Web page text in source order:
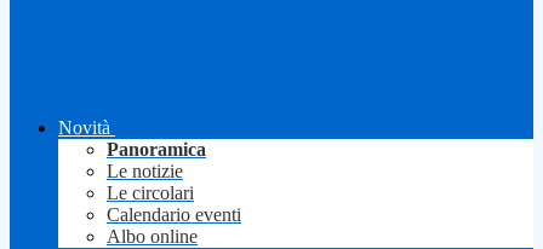
Novità
Panoramica
Le notizie
Le circolari
Calendario eventi
Albo online